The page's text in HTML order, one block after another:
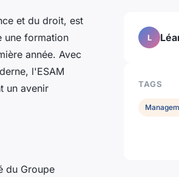
et du droit, est
une formation
année. Avec
l'ESAM
un avenir
du Groupe
L
TAGS